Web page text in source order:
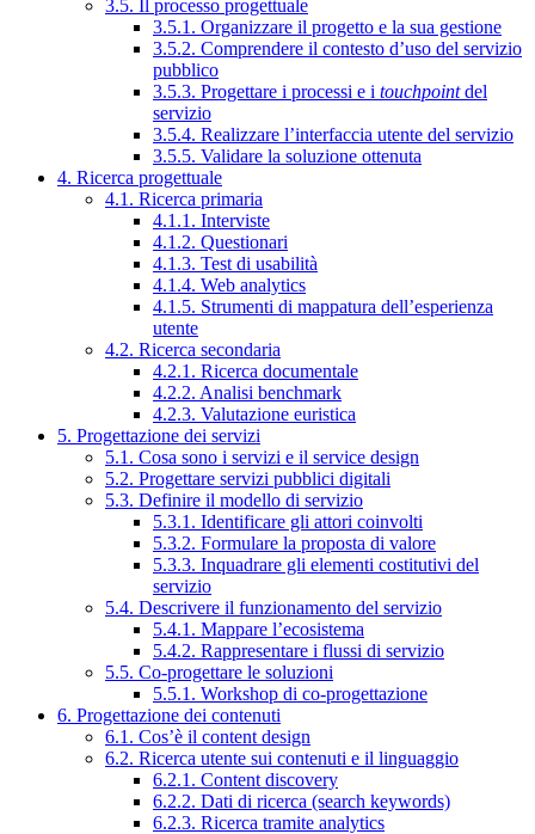
3.5. Il processo progettuale
3.5.1. Organizzare il progetto e la sua gestione
3.5.2. Comprendere il contesto d’uso del servizio
pubblico
3.5.3. Progettare i processi e i touchpointdel
servizio
3.5.4. Realizzare l’interfaccia utente del servizio
3.5.5. Validare la soluzione ottenuta
4. Ricerca progettuale
4.1. Ricerca primaria
4.1.1. Interviste
4.1.2. Questionari
4.1.3. Test di usabilità
4.1.4. Web analytics
4.1.5. Strumenti di mappatura dell’esperienza
utente
4.2. Ricerca secondaria
4.2.1. Ricerca documentale
4.2.2. Analisi benchmark
4.2.3. Valutazione euristica
5. Progettazione dei servizi
5.1. Cosa sono i servizi e il service design
5.2. Progettare servizi pubblici digitali
5.3. Definire il modello di servizio
5.3.1. Identificare gli attori coinvolti
5.3.2. Formulare la proposta di valore
5.3.3. Inquadrare gli elementi costitutivi del
servizio
5.4. Descrivere il funzionamento del servizio
5.4.1. Mappare l’ecosistema
5.4.2. Rappresentare i flussi di servizio
5.5. Co-progettare le soluzioni
5.5.1. Workshop di co-progettazione
6. Progettazione dei contenuti
6.1. Cos’è il content design
6.2. Ricerca utente sui contenuti e il linguaggio
6.2.1. Content discovery
6.2.2. Dati di ricerca (search keywords)
6.2.3. Ricerca tramite analytics